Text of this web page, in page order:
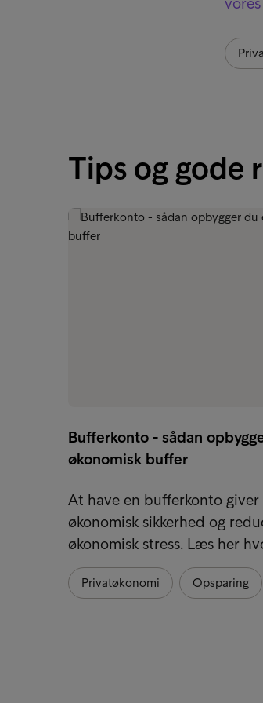
Tips og gode
Bufferkonto - sådan
økonomisk buffer
At have en bufferkonto
økonomisk sikkerhed og
økonomisk stress. Læs her
Privatøkonomi Opsparing